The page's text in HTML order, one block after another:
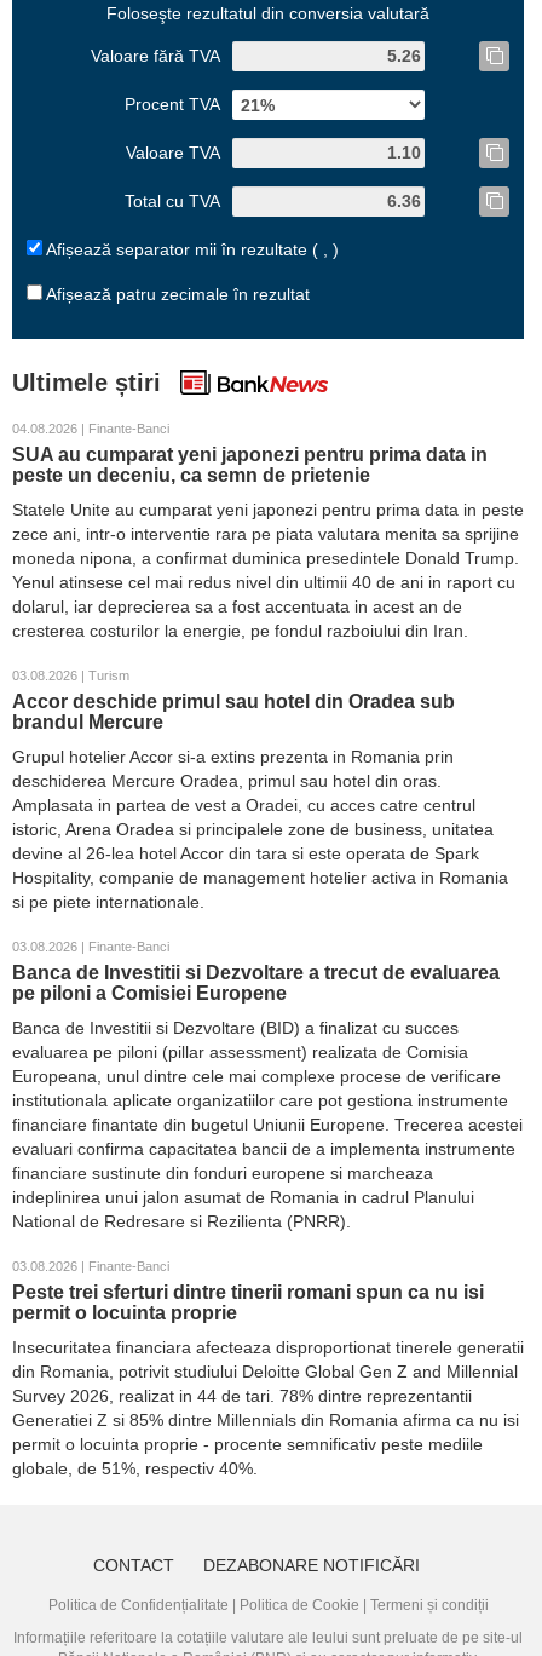
Foloseşte rezultatul din conversia valutară
Valoare fără TVA
Procent TVA
Valoare TVA
Total cu TVA
Afișează separator mii în rezultate ( , )
Afișează patru zecimale în rezultat
Ultimele știri
04.08.2026 | Finante-Banci
SUA au cumparat yeni japonezi pentru prima data in
peste un deceniu, ca semn de prietenie
Statele Unite au cumparat yeni japonezi pentru prima data in peste
zece ani, intr-o interventie rara pe piata valutara menita sa sprijine
moneda nipona, a confirmat duminica presedintele Donald Trump.
Yenul atinsese cel mai redus nivel din ultimii 40 de ani in raport cu
dolarul, iar deprecierea sa a fost accentuata in acest an de
cresterea costurilor la energie, pe fondul razboiului din Iran.
03.08.2026 | Turism
Accor deschide primul sau hotel din Oradea sub
brandul Mercure
Grupul hotelier Accor si-a extins prezenta in Romania prin
deschiderea Mercure Oradea, primul sau hotel din oras.
Amplasata in partea de vest a Oradei, cu acces catre centrul
istoric, Arena Oradea si principalele zone de business, unitatea
devine al 26-lea hotel Accor din tara si este operata de Spark
Hospitality, companie de management hotelier activa in Romania
si pe piete internationale.
03.08.2026 | Finante-Banci
Banca de Investitii si Dezvoltare a trecut de evaluarea
pe piloni a Comisiei Europene
Banca de Investitii si Dezvoltare (BID) a finalizat cu succes
evaluarea pe piloni (pillar assessment) realizata de Comisia
Europeana, unul dintre cele mai complexe procese de verificare
institutionala aplicate organizatiilor care pot gestiona instrumente
financiare finantate din bugetul Uniunii Europene. Trecerea acestei
evaluari confirma capacitatea bancii de a implementa instrumente
financiare sustinute din fonduri europene si marcheaza
indeplinirea unui jalon asumat de Romania in cadrul Planului
National de Redresare si Rezilienta (PNRR).
03.08.2026 | Finante-Banci
Peste trei sferturi dintre tinerii romani spun ca nu isi
permit o locuinta proprie
Insecuritatea financiara afecteaza disproportionat tinerele generatii
din Romania, potrivit studiului Deloitte Global Gen Z and Millennial
Survey 2026, realizat in 44 de tari. 78% dintre reprezentantii
Generatiei Z si 85% dintre Millennials din Romania afirma ca nu isi
permit o locuinta proprie - procente semnificativ peste mediile
globale, de 51%, respectiv 40%.
CONTACT DEZABONARE NOTIFICĂRI
Politica de Confidențialitate Politica de Cookie
Termeni și condiții
Informațiile referitoare la cotațiile valutare ale leului sunt preluate de pe site-ul